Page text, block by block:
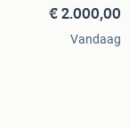
€ 2.000,00
Vandaag